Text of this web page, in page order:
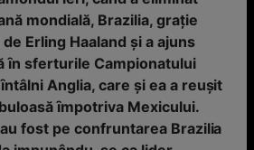
mondială, Brazilia, grație
Erling Haaland și a ajuns
ȋn sferturile Campionatului
Anglia, care și ea a reușit
ȋmpotriva Mexicului.
fost pe confruntarea Brazilia